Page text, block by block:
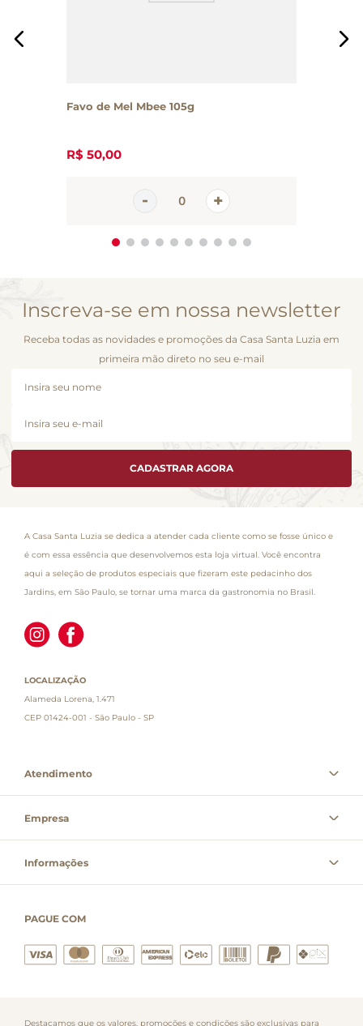
Favo de Mel Mbee 105g
R$ 50,00
Inscreva-se em nossa newsletter
Receba todas as novidades e promoções da Casa Santa Luzia em
primeira mão direto no seu e-mail
CADASTRAR AGORA
A Casa Santa Luzia se dedica a atender cada cliente como se fosse único e
é com essa essência que desenvolvemos esta loja virtual. Você encontra
aqui a seleção de produtos especiais que fizeram este pedacinho dos
Jardins, em São Paulo, se tornar uma marca da gastronomia no Brasil.
LOCALIZAÇÃO
Alameda Lorena, 1.471
CEP 01424-001 - São Paulo - SP
Atendimento
Empresa
Informações
PAGUE COM
Destacamos que os valores, promoções e condições são exclusivas para